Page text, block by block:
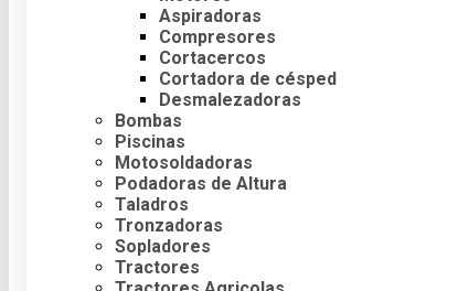
Aspiradoras
Compresores
Cortacercos
Cortadora de césped
Desmalezadoras
Bombas
Piscinas
Motosoldadoras
Podadoras de Altura
Taladros
Tronzadoras
Sopladores
Tractores